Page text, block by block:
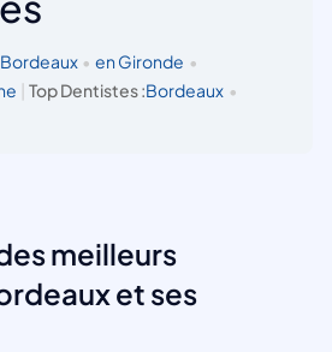
Bordeaux • en Gironde •
Top Dentistes :Bordeaux •
meilleurs
et ses